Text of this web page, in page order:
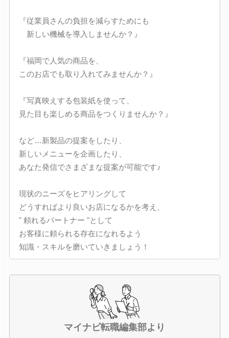
『従業員さんの負担を減らすためにも
新しい機械を導入しませんか？』
『福岡で人気の商品を、
このお店でも取り入れてみませんか？』
『写真映えする包装紙を使って、
見た目も楽しめる商品をつくりませんか？』
など…新製品の提案をしたり、
新しいメニューを企画したり、
あなた発信でさまざまな提案が可能です♪
現状のニーズをヒアリングして
どうすればより良いお店になるかを考え、
" 頼れるパートナー "として
お客様に頼られる存在になれるよう
知識・スキルを磨いていきましょう！
マイナビ転職編集部より